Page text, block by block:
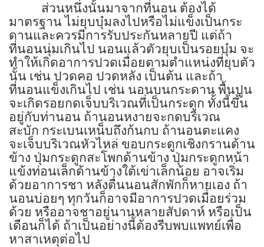
ส่วนหนึ่งนั้นมาจากที่นอน ต้องได้
มาตรฐาน ไม่ยุบบุ๋มลงไปหรือไม่แข็งเป็นกระ
ดานและควรมีการรับประกันหลายปี แต่ถ้า
ที่นอนนุ่มเกินไป นอนแล้วตัวยุบเป็นรอยบุ๋ม จะ
ทำให้เกิดอาการปวดเมื่อยตามตำแหน่งที่ยุบตัว
นั้น เช่น ปวดคอ ปวดหลัง เป็นต้น และถ้า
ที่นอนแข็งเกินไป เช่น นอนบนกระดาน พื้นปูน
จะเกิดรอยกดเจ็บบริเวณที่เป็นกระดูก ทั้งนี้ขึ้น
อยู่กับท่านอน ถ้านอนหงายจะกดบริเวณ
สะบัก กระเบนเหน็บถึงก้นกบ ถ้านอนตะแคง
จะเจ็บบริเวณหัวไหล่ ขอบกระดูกเชิงกรานด้าน
ข้าง ปุ่มกระดูกสะโพกด้านข้าง ปุ่มกระดูกหน้า
แข้งท่อนเล็กด้านข้างใต้เข่าเล็กน้อย อาจเริ่ม
ด้วยอาการชา หลังตื่นนอนสักพักก็หายเอง ถ้า
นอนบ่อยๆ ทุกวันก็อาจมีอาการปวดเมื่อยร่วม
ด้วย หรืออาจชาอยู่นานหลายสัปดาห์ หรือเป็น
เดือนก็ได้ ถ้าเป็นอย่างนี้ต้องรีบพบแพทย์เพื่อ
หาสาเหตุต่อไป